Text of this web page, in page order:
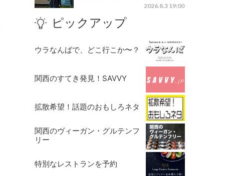
2026.8.3 19:00
ピックアップ
ウラなんばで、どこ行こか〜？
関西のすてき発見！SAVVY
拡散希望！話題のおもしろネタ
関西のヴィーガン・グルテンフ
リー
特別なレストランを予約